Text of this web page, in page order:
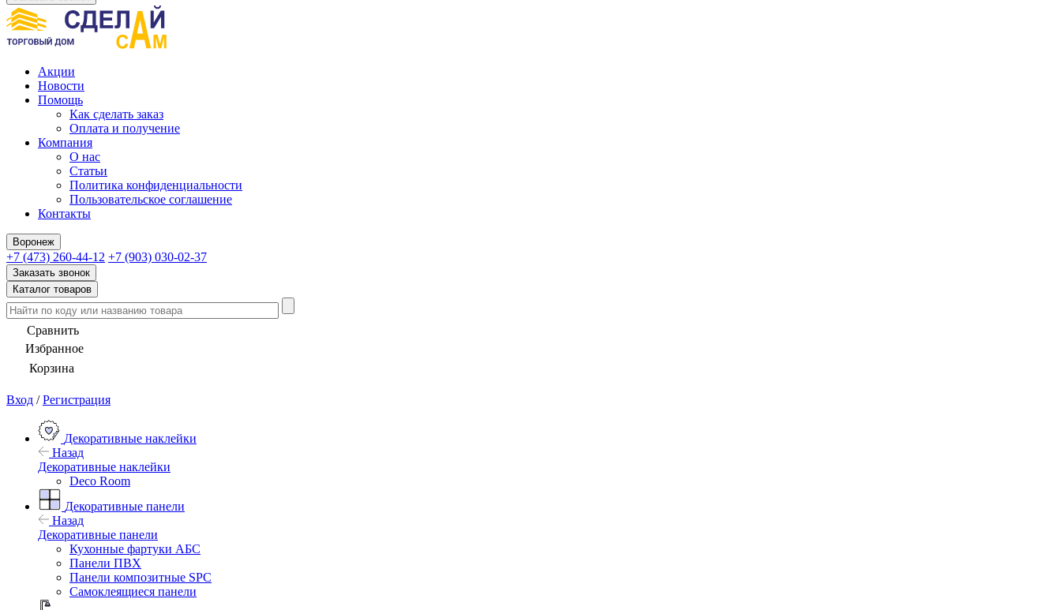
Акции
Новости
Помощь
Как сделать заказ
Оплата и получение
Компания
О нас
Статьи
Политика конфиденциальности
Пользовательское соглашение
Контакты
Воронеж
+7 (473) 260-44-12 +7 (903) 030-02-37
Заказать звонок
Каталог товаров
Сравнить
Избранное
Корзина
Вход / Регистрация
Декоративные наклейки
Назад
Декоративные наклейки
Deco Room
Декоративные панели
Назад
Декоративные панели
Кухонные фартуки АБС
Панели ПВХ
Панели композитные SPC
Самоклеящиеся панели